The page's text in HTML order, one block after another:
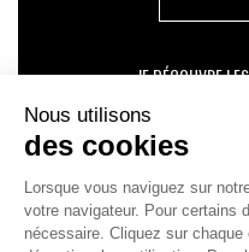
JE DÉCOUVRE
Je suis déjà